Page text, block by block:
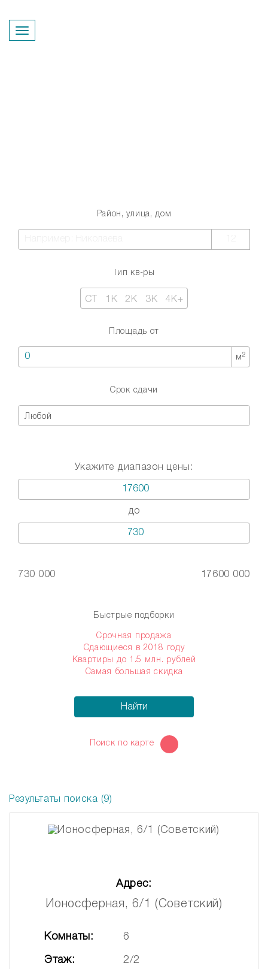
Район, улица, дом
Тип кв-ры
СТ 1К 2К 3К 4К+
Площадь от
м 2
Срок сдачи
Любой
Укажите диапазон цены:
до
17600 000
730 000
Быстрые подборки
Срочная продажа
Сдающиеся в 2018 году
Квартиры до 1.5 млн. рублей
Самая большая скидка
Найти
Поиск по карте
Результаты поиска (9)
Адрес:
Ионосферная, 6/1 (Советский)
Комнаты: 6
Этаж: 2/2